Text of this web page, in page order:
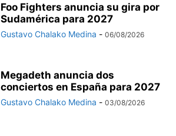
Foo Fighters anuncia su gira por
Sudamérica para 2027
Gustavo Chalako Medina - 06/08/2026
Megadeth anuncia dos
conciertos en España para 2027
Gustavo Chalako Medina - 03/08/2026